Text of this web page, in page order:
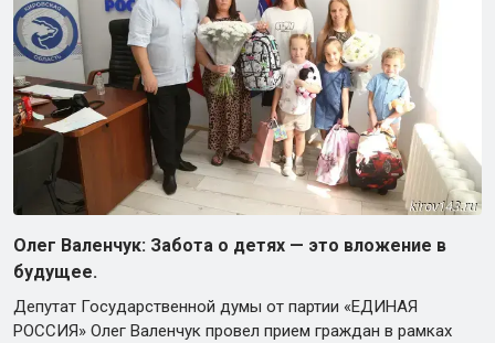
Олег Валенчук: Забота о детях — это вложение в
будущее.
Депутат Государственной думы от партии «ЕДИНАЯ
РОССИЯ» Олег Валенчук провел прием граждан в рамках